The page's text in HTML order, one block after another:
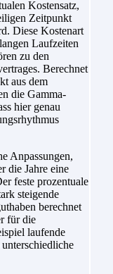
Kostensatz,
Zeitpunkt
Diese Kostenart
Laufzeiten
zu den
Berechnet
aus dem
die Gamma-
hier genau
Anpassungen,
die Jahre eine
feste prozentuale
steigende
berechnet
für die
laufende